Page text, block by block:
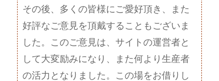
その後、多くの皆様にご愛好頂き、また
好評なご意見を頂戴することもございま
した。このご意見は、サイトの運営者と
して大変励みになり、また何より生産者
の活力となりました。この場をお借りし